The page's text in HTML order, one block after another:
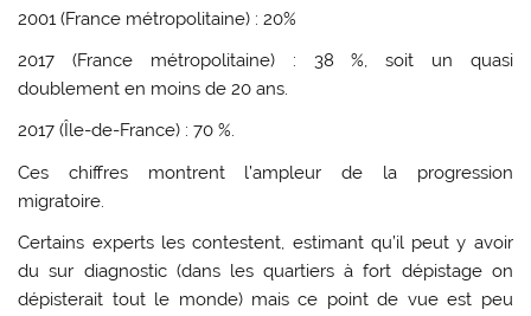
2001 (France métropolitaine) : 20%
2017 (France métropolitaine) : 38 %, soit un quasi
doublement en moins de 20 ans.
2017 (Île-de-France) : 70 %.
Ces chiffres montrent l’ampleur de la progression
migratoire.
Certains experts les contestent, estimant qu’il peut y avoir
du sur diagnostic (dans les quartiers à fort dépistage on
dépisterait tout le monde) mais ce point de vue est peu